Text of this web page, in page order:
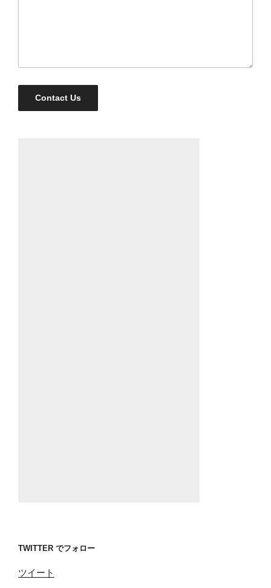
Contact Us
TWITTER でフォロー
ツイート